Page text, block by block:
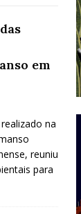
em
na
reuniu
para